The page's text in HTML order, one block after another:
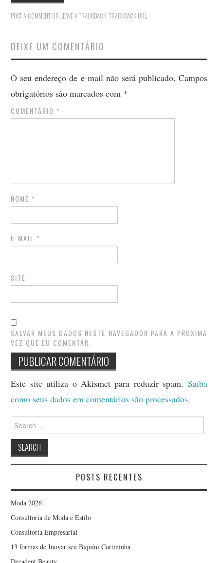
CONTATO
POST A COMMENT OR LEAVE A TRACKBACK:TRACKBACK URL .
DEIXE UM COMENTÁRIO
O seu endereço de e-mail não será publicado. Campos
obrigatórios são marcados com *
COMENTÁRIO *
NOME *
E-MAIL *
SITE
SALVAR MEUS DADOS NESTE NAVEGADOR PARA A PRÓXIMA
VEZ QUE EU COMENTAR.
Este site utiliza o Akismet para reduzir spam. Saiba
como seus dados em comentários são processados.
Search
for:
POSTS RECENTES
Moda 2026
Consultoria de Moda e Estilo
Consultoria Empresarial
13 formas de Inovar seu Biquíni Cortininha